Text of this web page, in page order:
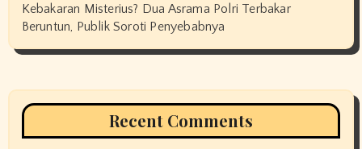
Kebakaran Misterius? Dua Asrama Polri Terbakar
Beruntun, Publik Soroti Penyebabnya
Recent Comments